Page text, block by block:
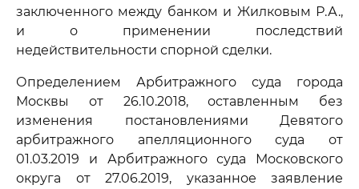
заключенного между банком и Жилковым Р.А.,
и о применении последствий
недействительности спорной сделки.
Определением Арбитражного суда города
Москвы от 26.10.2018, оставленным без
изменения постановлениями Девятого
арбитражного апелляционного суда от
01.03.2019 и Арбитражного суда Московского
округа от 27.06.2019, указанное заявление